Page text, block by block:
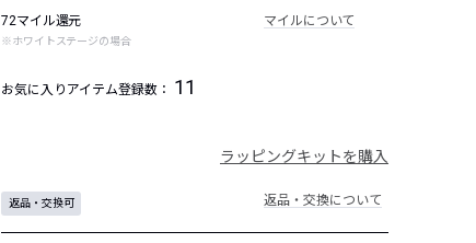
72マイル還元
※ホワイトステージの場合
マイルについて
お気に入りアイテム登録数： 11
ラッピングキットを購入
返品・交換可 返品・交換について